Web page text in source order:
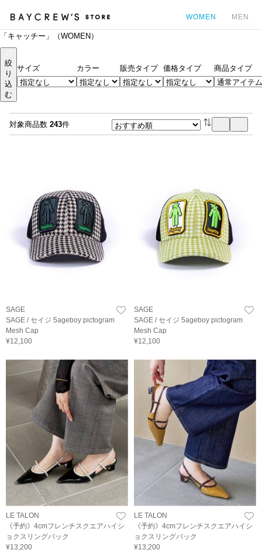
WOMEN MEN
「キャッチー」（WOMEN）
絞
り
込
む
サイズ カラー 販売タイプ 価格タイプ 商品タイプ
対象商品数 243件
SAGE
SAGE / セイジ 5ageboy pictogram
Mesh Cap
¥12,100
SAGE
SAGE / セイジ 5ageboy pictogram
Mesh Cap
¥12,100
LE TALON
《予約》4cmフレンチスクエアハイシ
ョクスリングバック
¥13,200
LE TALON
《予約》4cmフレンチスクエアハイシ
ョクスリングバック
¥13,200